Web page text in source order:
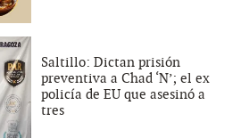
Saltillo: Dictan prisión
preventiva a Chad ‘N’; el ex
policía de EU que asesinó a
tres